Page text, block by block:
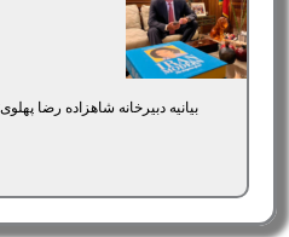
بیانیه دبیرخانه شاهزاده رضا